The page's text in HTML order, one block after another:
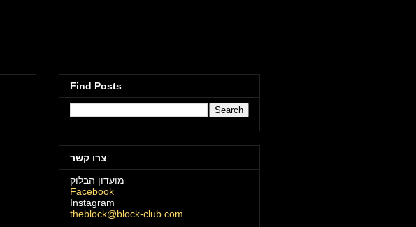
Find Posts
צרו קשר
מועדון הבלוק
Facebook
Instagram
theblock@block-club.com